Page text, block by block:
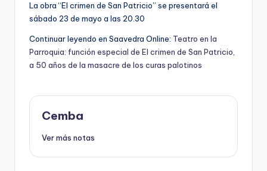
La obra “El crimen de San Patricio” se presentará el
sábado 23 de mayo a las 20.30
Continuar leyendo en Saavedra Online: Teatro en la
Parroquia: función especial de El crimen de San Patricio,
a 50 años de la masacre de los curas palotinos
Cemba
Ver más notas